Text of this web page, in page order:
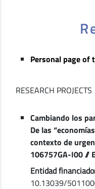
Personal page
RESEARCH PROJECTS
Cambiando los
De las
contexto de
106757GA-I00 //
Entidad
10.13039/